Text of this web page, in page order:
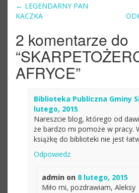
Post navigation
← LEGENDARNY PAN
KACZKA
2 komentarze do
“
AFRYCE”
Biblioteka Publiczna Gminy
lutego, 2015
Nareszcie blog, którego od
że bardzo mi pomoże w pracy.
książkę do biblioteki nie jest
Odpowiedz
adminon 8 lutego, 2015
Miło mi, pozdrawiam, Aleksy